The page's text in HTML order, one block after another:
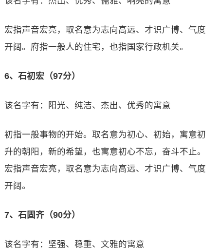
宏指声音宏亮，取名意为志向高远、才识广博、气度
开阔。府指一般人的住宅，也指国家行政机关。
6、石初宏（97分）
该名字有：阳光、纯洁、杰出、优秀的寓意
初指一般事物的开始。取名意为初心、初始，寓意初
升的朝阳，新的希望，也寓意初心不忘，奋斗不止。
宏指声音宏亮，取名意为志向高远、才识广博、气度
开阔。
7、石固齐（90分）
该名字有：坚强、稳重、文雅的寓意